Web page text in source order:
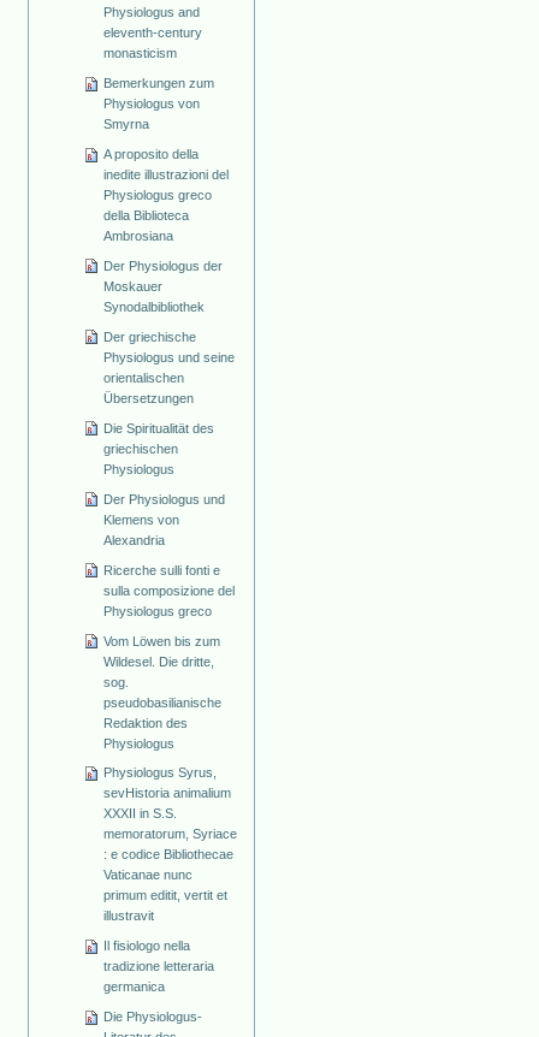
Physiologus and
eleventh-century
monasticism
Bemerkungen zum
Physiologus von
Smyrna
A proposito della
inedite illustrazioni del
Physiologus greco
della Biblioteca
Ambrosiana
Der Physiologus der
Moskauer
Synodalbibliothek
Der griechische
Physiologus und seine
orientalischen
Übersetzungen
Die Spiritualität des
griechischen
Physiologus
Der Physiologus und
Klemens von
Alexandria
Ricerche sulli fonti e
sulla composizione del
Physiologus greco
Vom Löwen bis zum
Wildesel. Die dritte,
sog.
pseudobasilianische
Redaktion des
Physiologus
Physiologus Syrus,
sevHistoria animalium
XXXII in S.S.
memoratorum, Syriace
: e codice Bibliothecae
Vaticanae nunc
primum editit, vertit et
illustravit
Il fisiologo nella
tradizione letteraria
germanica
Die Physiologus-